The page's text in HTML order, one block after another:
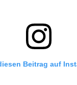
Beitrag auf